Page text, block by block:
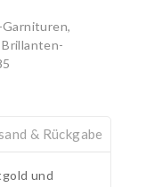
Brillanten-
& Rückgabe
und